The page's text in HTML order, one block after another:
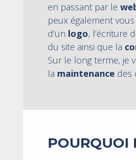
en passant par le
peux également
d’un logo, l’écriture
du site ainsi que la
Sur le long terme, je
la maintenance des
POURQUOI